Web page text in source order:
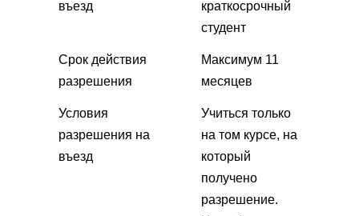
въезд
краткосрочный
студент
Срок действия
разрешения
Максимум 11
месяцев
Условия
разрешения на
въезд
Учиться только
на том курсе, на
который
получено
разрешение.